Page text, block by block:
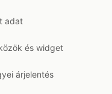
adat
és widget
árjelentés